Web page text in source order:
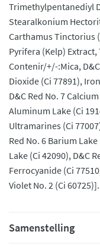
Trimethylpentanediyl
Stearalkonium
Carthamus Tinctorius
Pyrifera (Kelp)
Contenir/+/-:Mica,
Dioxide (Ci 77891),
D&C Red No. 7
Aluminum Lake (Ci
Ultramarines (Ci
Red No. 6 Barium
Lake (Ci 42090), D&C
Ferrocyanide (Ci
Violet No. 2 (Ci 60725)].
Samenstelling